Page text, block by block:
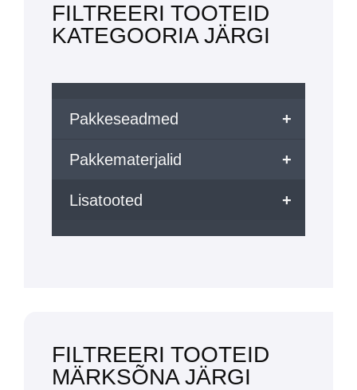
FILTREERI TOOTEID
KATEGOORIA JÄRGI
+
Pakkeseadmed
+
Pakkematerjalid
+
Lisatooted
FILTREERI TOOTEID
MÄRKSÕNA JÄRGI